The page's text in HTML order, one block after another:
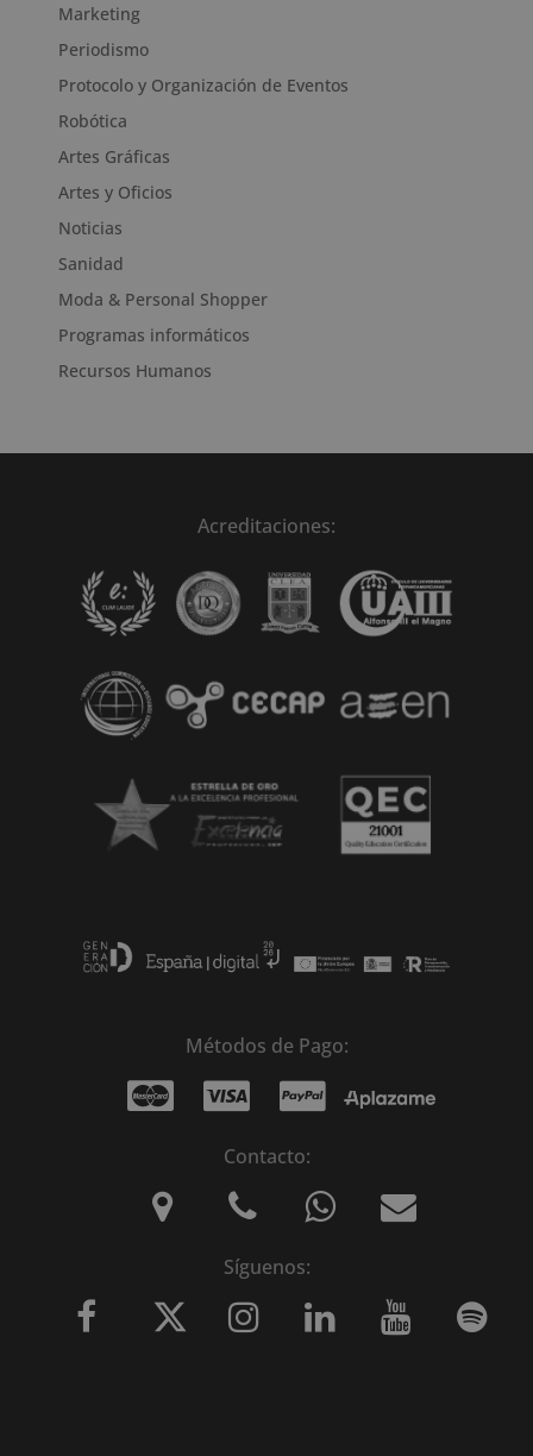
Marketing
Periodismo
Protocolo y Organización de Eventos
Robótica
Artes Gráficas
Artes y Oficios
Noticias
Sanidad
Moda & Personal Shopper
Programas informáticos
Recursos Humanos
Acreditaciones:
Métodos de Pago:
Contacto:
Síguenos: